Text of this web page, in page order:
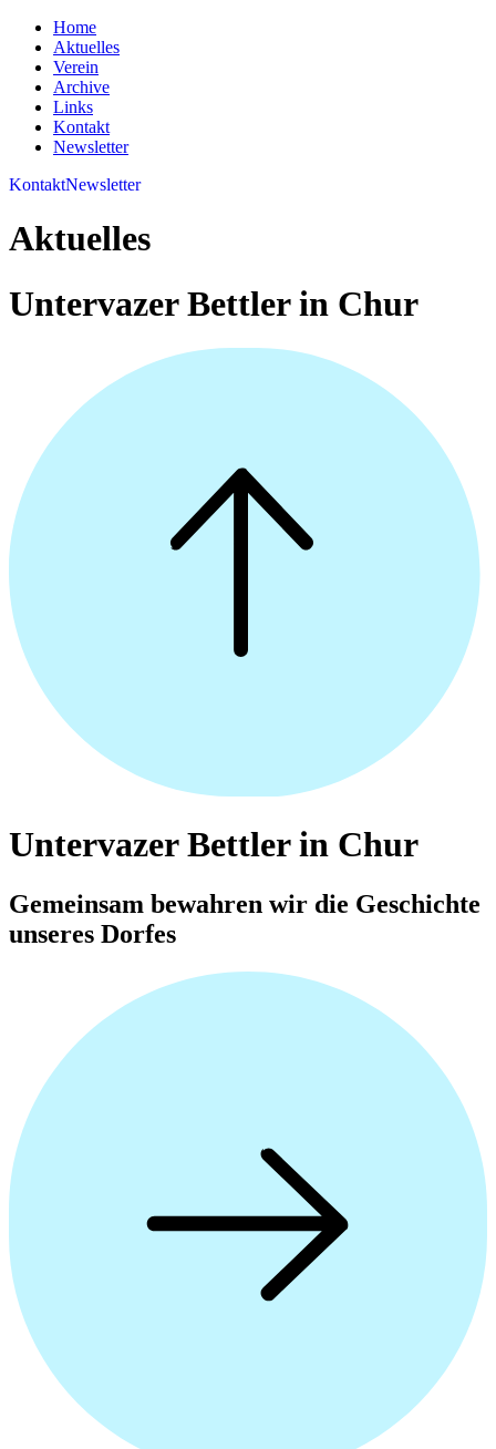
Home
Aktuelles
Verein
Archive
Links
Kontakt
Newsletter
KontaktNewsletter
Aktuelles
Untervazer Bettler in Chur
Untervazer Bettler in Chur
Gemeinsam bewahren wir die Geschichte
unseres Dorfes